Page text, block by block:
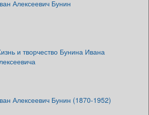
Алексеевич Бунин
и творчество Бунина Ивана
Алексеевич Бунин (1870-1952)